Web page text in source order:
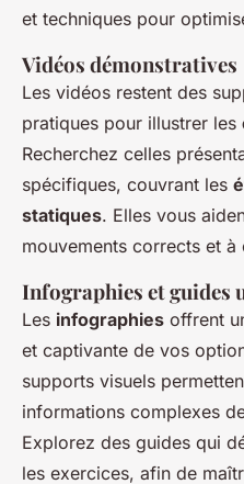
et techniques pour
Vidéos démonstratives
Les vidéos restent des
pratiques pour illustrer les
Recherchez celles
spécifiques, couvrant les
statiques. Elles vous
mouvements corrects et à
Infographies et guides
Les infographies offrent
et captivante de vos
supports visuels
informations complexes
Explorez des guides qui
les exercices, afin de